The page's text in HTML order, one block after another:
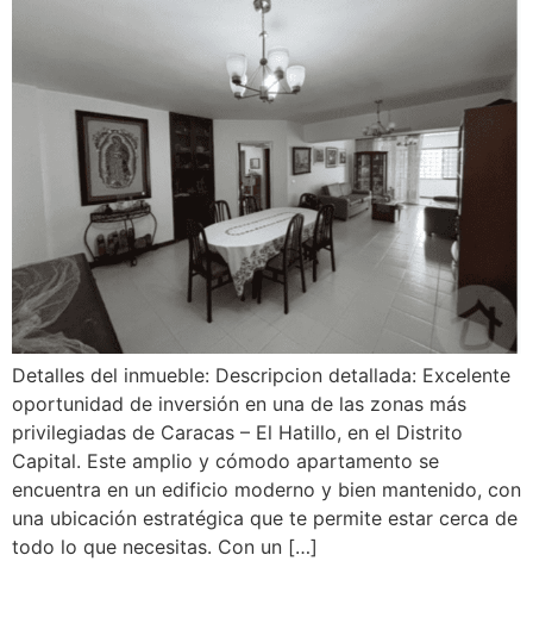
Detalles del inmueble: Descripcion detallada: Excelente
oportunidad de inversión en una de las zonas más
privilegiadas de Caracas – El Hatillo, en el Distrito
Capital. Este amplio y cómodo apartamento se
encuentra en un edificio moderno y bien mantenido, con
una ubicación estratégica que te permite estar cerca de
todo lo que necesitas. Con un […]